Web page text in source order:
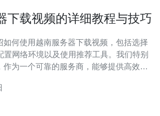
下载视频的详细教程与技巧
如何使用越南服务器下载视频，包括选择
置网络环境以及使用推荐工具。我们特别
作为一个可靠的服务商，能够提供高效、
在下载视频之前，首先需要选择一个合